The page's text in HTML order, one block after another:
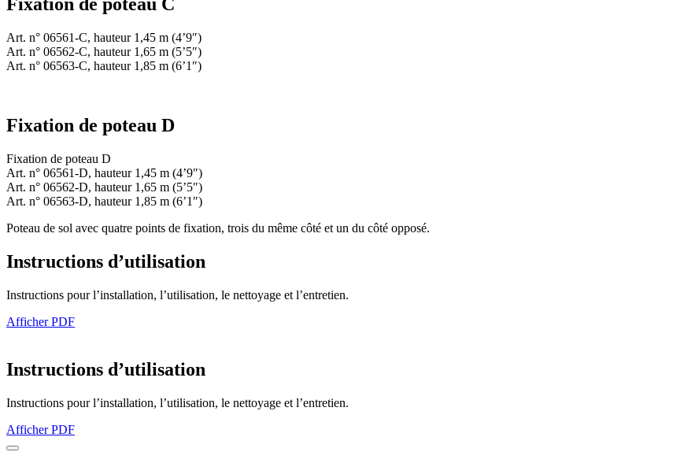
Art. n° 06561-C, hauteur 1,45 m (4’9″)
Art. n° 06562-C, hauteur 1,65 m (5’5″)
Art. n° 06563-C, hauteur 1,85 m (6’1″)
Fixation de poteau D
Fixation de poteau D
Art. n° 06561-D, hauteur 1,45 m (4’9″)
Art. n° 06562-D, hauteur 1,65 m (5’5″)
Art. n° 06563-D, hauteur 1,85 m (6’1″)
Poteau de sol avec quatre points de fixation, trois du même côté et un du côté opposé.
Instructions d’utilisation
Instructions pour l’installation, l’utilisation, le nettoyage et l’entretien.
Afficher PDF
Instructions d’utilisation
Instructions pour l’installation, l’utilisation, le nettoyage et l’entretien.
Afficher PDF